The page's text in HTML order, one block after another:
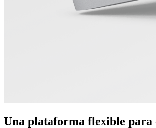
Una plataforma flexible para